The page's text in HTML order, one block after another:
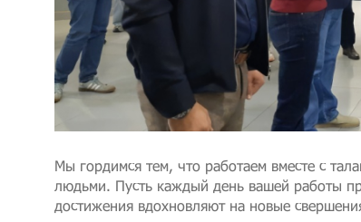
Мы гордимся тем, что работаем вместе с
людьми. Пусть каждый день вашей работы
достижения вдохновляют на новые